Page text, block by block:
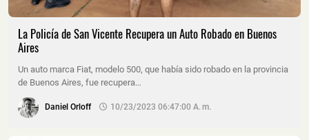
La Policía de San Vicente Recupera un Auto Robado en Buenos
Aires
Un auto marca Fiat, modelo 500, que había sido robado en la provincia
de Buenos Aires, fue recupera…
Daniel Orloff 10/23/2023 06:47:00 A. M.